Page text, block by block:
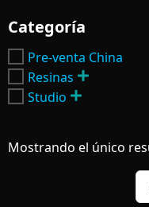
Categoría
Pre-venta China
Resinas
Studio
Mostrando el único